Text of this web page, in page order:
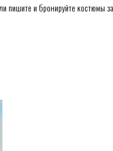
пишите и бронируйте костюмы